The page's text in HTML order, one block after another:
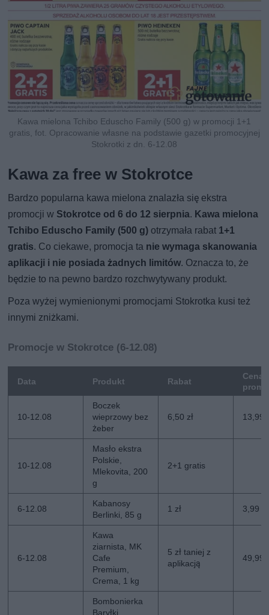
Kawa mielona Tchibo Eduscho Family (500 g) w promocji 1+1
gratis, fot. Opracowanie własne na podstawie gazetki promocyjnej
Stokrotki z dn. 6-12.08
Kawa za free w Stokrotce
Bardzo popularna kawa mielona znalazła się ekstra
promocji w Stokrotce od 6 do 12 sierpnia. Kawa mielona
Tchibo Eduscho Family (500 g) otrzymała rabat 1+1
gratis. Co ciekawe, promocja ta nie wymaga skanowania
aplikacji i nie posiada żadnych limitów. Oznacza to, że
będzie to na pewno bardzo rozchwytywany produkt.
Poza wyżej wymienionymi promocjami Stokrotka kusi też
innymi zniżkami.
Promocje w Stokrotce (6-12.08)
Data Produkt Rabat
Cena
10-12.08
Boczek
wieprzowy bez
żeber
6,50 zł 13,99
10-12.08
Masło ekstra
Polskie,
Mlekovita, 200
g
2+1 gratis
6-12.08
Kabanosy
Berlinki, 85 g
1 zł 3,99
6-12.08
Kawa
ziarnista, MK
Cafe
Premium,
Crema, 1 kg
5 zł taniej z
aplikacją
49,99
Bombonierka
Baryłki